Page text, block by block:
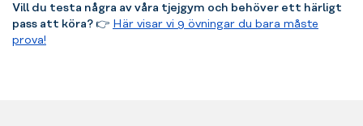
Vill du testa några av våra tjejgym och behöver ett härligt
pass att köra?👉 Här visar vi 9 övningar du bara måste
prova!